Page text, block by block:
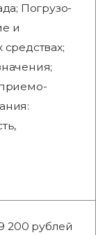
Погрузо-
и
200 рублей